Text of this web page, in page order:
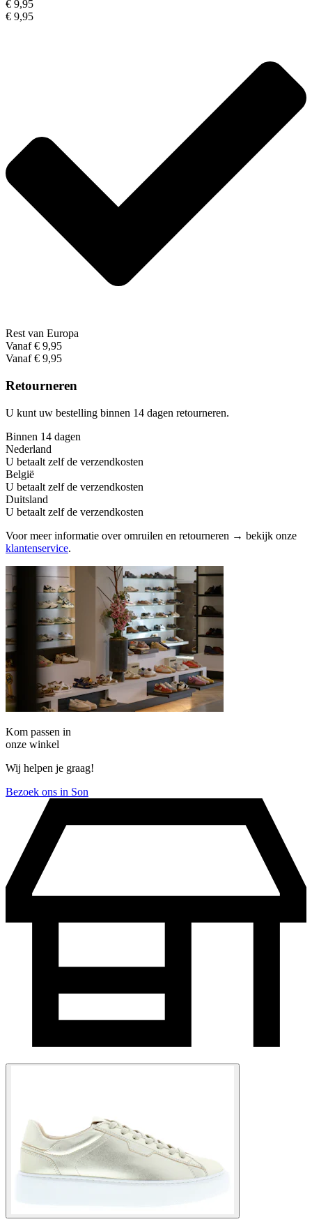
€ 9,95
€ 9,95
Rest van Europa
Vanaf € 9,95
Vanaf € 9,95
Retourneren
U kunt uw bestelling binnen 14 dagen retourneren.
Binnen 14 dagen
Nederland
U betaalt zelf de verzendkosten
België
U betaalt zelf de verzendkosten
Duitsland
U betaalt zelf de verzendkosten
Voor meer informatie over omruilen en retourneren → bekijk onze
klantenservice.
Kom passen in
onze winkel
Wij helpen je graag!
Bezoek ons in Son